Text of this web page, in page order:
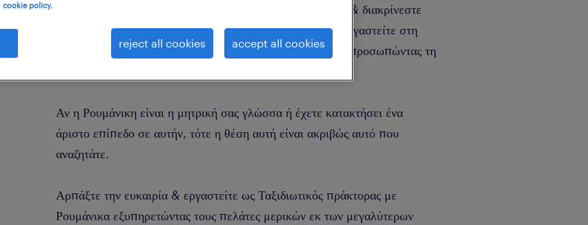
Μιλάτε Ρουμάνικα; Έχετε ζήσει ή εργαστεί στη Ρουμανία & διακρίνεστε
για τις επικοινωνιακές σας δεξιότητες; Ενδιαφέρεστε να εργαστείτε στη
μεγαλύτερη πολυεθνική εταιρία ταξιδιωτικών πακέτων εκπροσωπώντας τη
Αν η Ρουμάνικη είναι η μητρική σας γλώσσα ή έχετε κατακτήσει ένα
άριστο επίπεδο σε αυτήν, τότε η θέση αυτή είναι ακριβώς αυτό που
αναζητάτε.
Αρπάξτε την ευκαιρία & εργαστείτε ως Ταξιδιωτικός πράκτορας με
Ρουμάνικα εξυπηρετώντας τους πελάτες μερικών εκ των μεγαλύτερων
cookie policy.
reject all cookies accept all cookies